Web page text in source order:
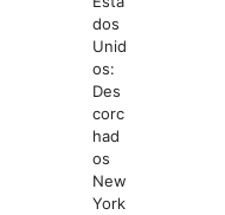
dos
Unid
os:
Des
corc
had
os
New
York